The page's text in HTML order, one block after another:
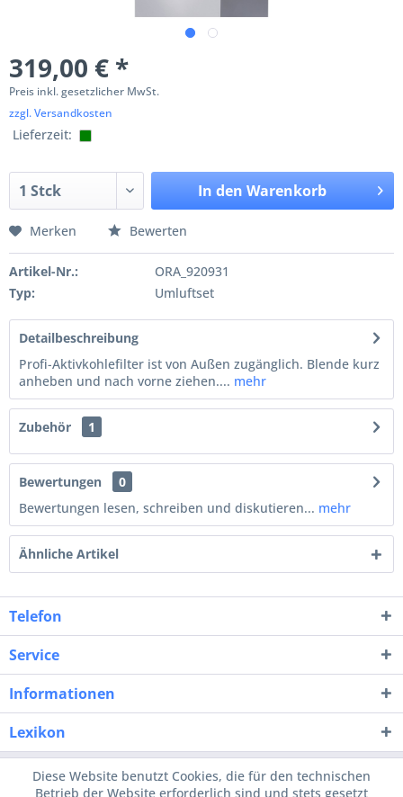
319,00 € *
Preis inkl. gesetzlicher MwSt.
zzgl. Versandkosten
Lieferzeit:
In den Warenkorb
Merken Bewerten
Artikel-Nr.:
ORA_920931
Typ:
Umluftset
Detailbeschreibung
Profi-Aktivkohlefilter ist von Außen zugänglich. Blende kurz
anheben und nach vorne ziehen.... mehr
Zubehör 1
Bewertungen
0
Bewertungen lesen, schreiben und diskutieren... mehr
Ähnliche Artikel
Telefon
Service
Informationen
Lexikon
Diese Website benutzt Cookies, die für den technischen
Betrieb der Website erforderlich sind und stets gesetzt